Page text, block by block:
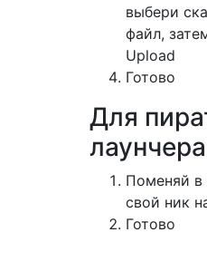
выбери
файл,
Upload
Готово
Для
лаунчера
Поменяй в
свой ник
Готово